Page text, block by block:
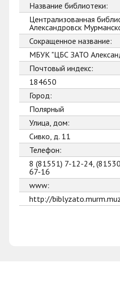
Название библиотеки:
Централизованная
Александровск
Сокращенное название:
МБУК "ЦБС ЗАТО
Почтовый индекс:
184650
Город:
Полярный
Улица, дом:
Сивко, д. 11
Телефон:
8 (81551) 7-12-24,
67-16
www:
http://